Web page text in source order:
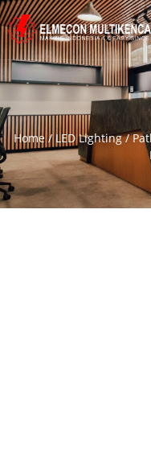
Home/LED Lighting/